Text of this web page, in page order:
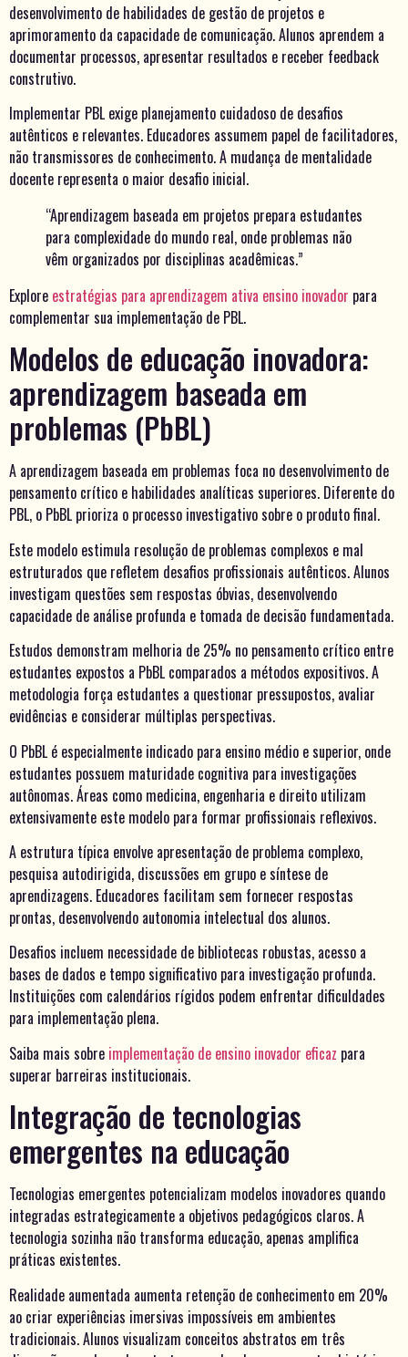
desenvolvimento de habilidades de gestão de projetos e
aprimoramento da capacidade de comunicação. Alunos aprendem a
documentar processos, apresentar resultados e receber feedback
construtivo.
Implementar PBL exige planejamento cuidadoso de desafios
autênticos e relevantes. Educadores assumem papel de facilitadores,
não transmissores de conhecimento. A mudança de mentalidade
docente representa o maior desafio inicial.
“Aprendizagem baseada em projetos prepara estudantes
para complexidade do mundo real, onde problemas não
vêm organizados por disciplinas acadêmicas.”
Explore estratégias para aprendizagem ativa ensino inovador para
complementar sua implementação de PBL.
Modelos de educação inovadora:
aprendizagem baseada em
problemas (PbBL)
A aprendizagem baseada em problemas foca no desenvolvimento de
pensamento crítico e habilidades analíticas superiores. Diferente do
PBL, o PbBL prioriza o processo investigativo sobre o produto final.
Este modelo estimula resolução de problemas complexos e mal
estruturados que refletem desafios profissionais autênticos. Alunos
investigam questões sem respostas óbvias, desenvolvendo
capacidade de análise profunda e tomada de decisão fundamentada.
Estudos demonstram melhoria de 25% no pensamento crítico entre
estudantes expostos a PbBL comparados a métodos expositivos. A
metodologia força estudantes a questionar pressupostos, avaliar
evidências e considerar múltiplas perspectivas.
O PbBL é especialmente indicado para ensino médio e superior, onde
estudantes possuem maturidade cognitiva para investigações
autônomas. Áreas como medicina, engenharia e direito utilizam
extensivamente este modelo para formar profissionais reflexivos.
A estrutura típica envolve apresentação de problema complexo,
pesquisa autodirigida, discussões em grupo e síntese de
aprendizagens. Educadores facilitam sem fornecer respostas
prontas, desenvolvendo autonomia intelectual dos alunos.
Desafios incluem necessidade de bibliotecas robustas, acesso a
bases de dados e tempo significativo para investigação profunda.
Instituições com calendários rígidos podem enfrentar dificuldades
para implementação plena.
Saiba mais sobre implementação de ensino inovador eficaz para
superar barreiras institucionais.
Integração de tecnologias
emergentes na educação
Tecnologias emergentes potencializam modelos inovadores quando
integradas estrategicamente a objetivos pedagógicos claros. A
tecnologia sozinha não transforma educação, apenas amplifica
práticas existentes.
Realidade aumentada aumenta retenção de conhecimento em 20%
ao criar experiências imersivas impossíveis em ambientes
tradicionais. Alunos visualizam conceitos abstratos em três